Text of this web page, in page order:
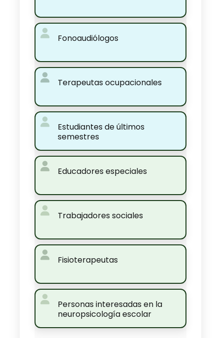
Fonoaudiólogos
Terapeutas ocupacionales
Estudiantes de últimos
semestres
Educadores especiales
Trabajadores sociales
Fisioterapeutas
Personas interesadas en la
neuropsicología escolar